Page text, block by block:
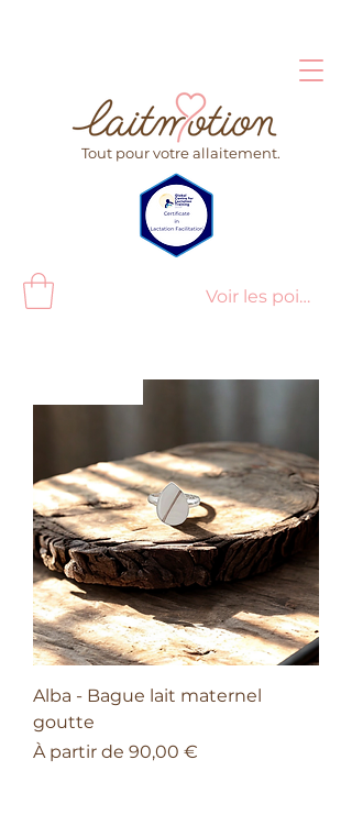
Voir les points
Tout pour votre allaitement.
Alba - Bague lait maternel
goutte
À partir de 90,00 €
Prix promotionnel